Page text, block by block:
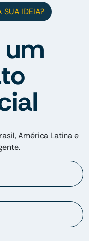
SUA IDEIA?
América Latina e